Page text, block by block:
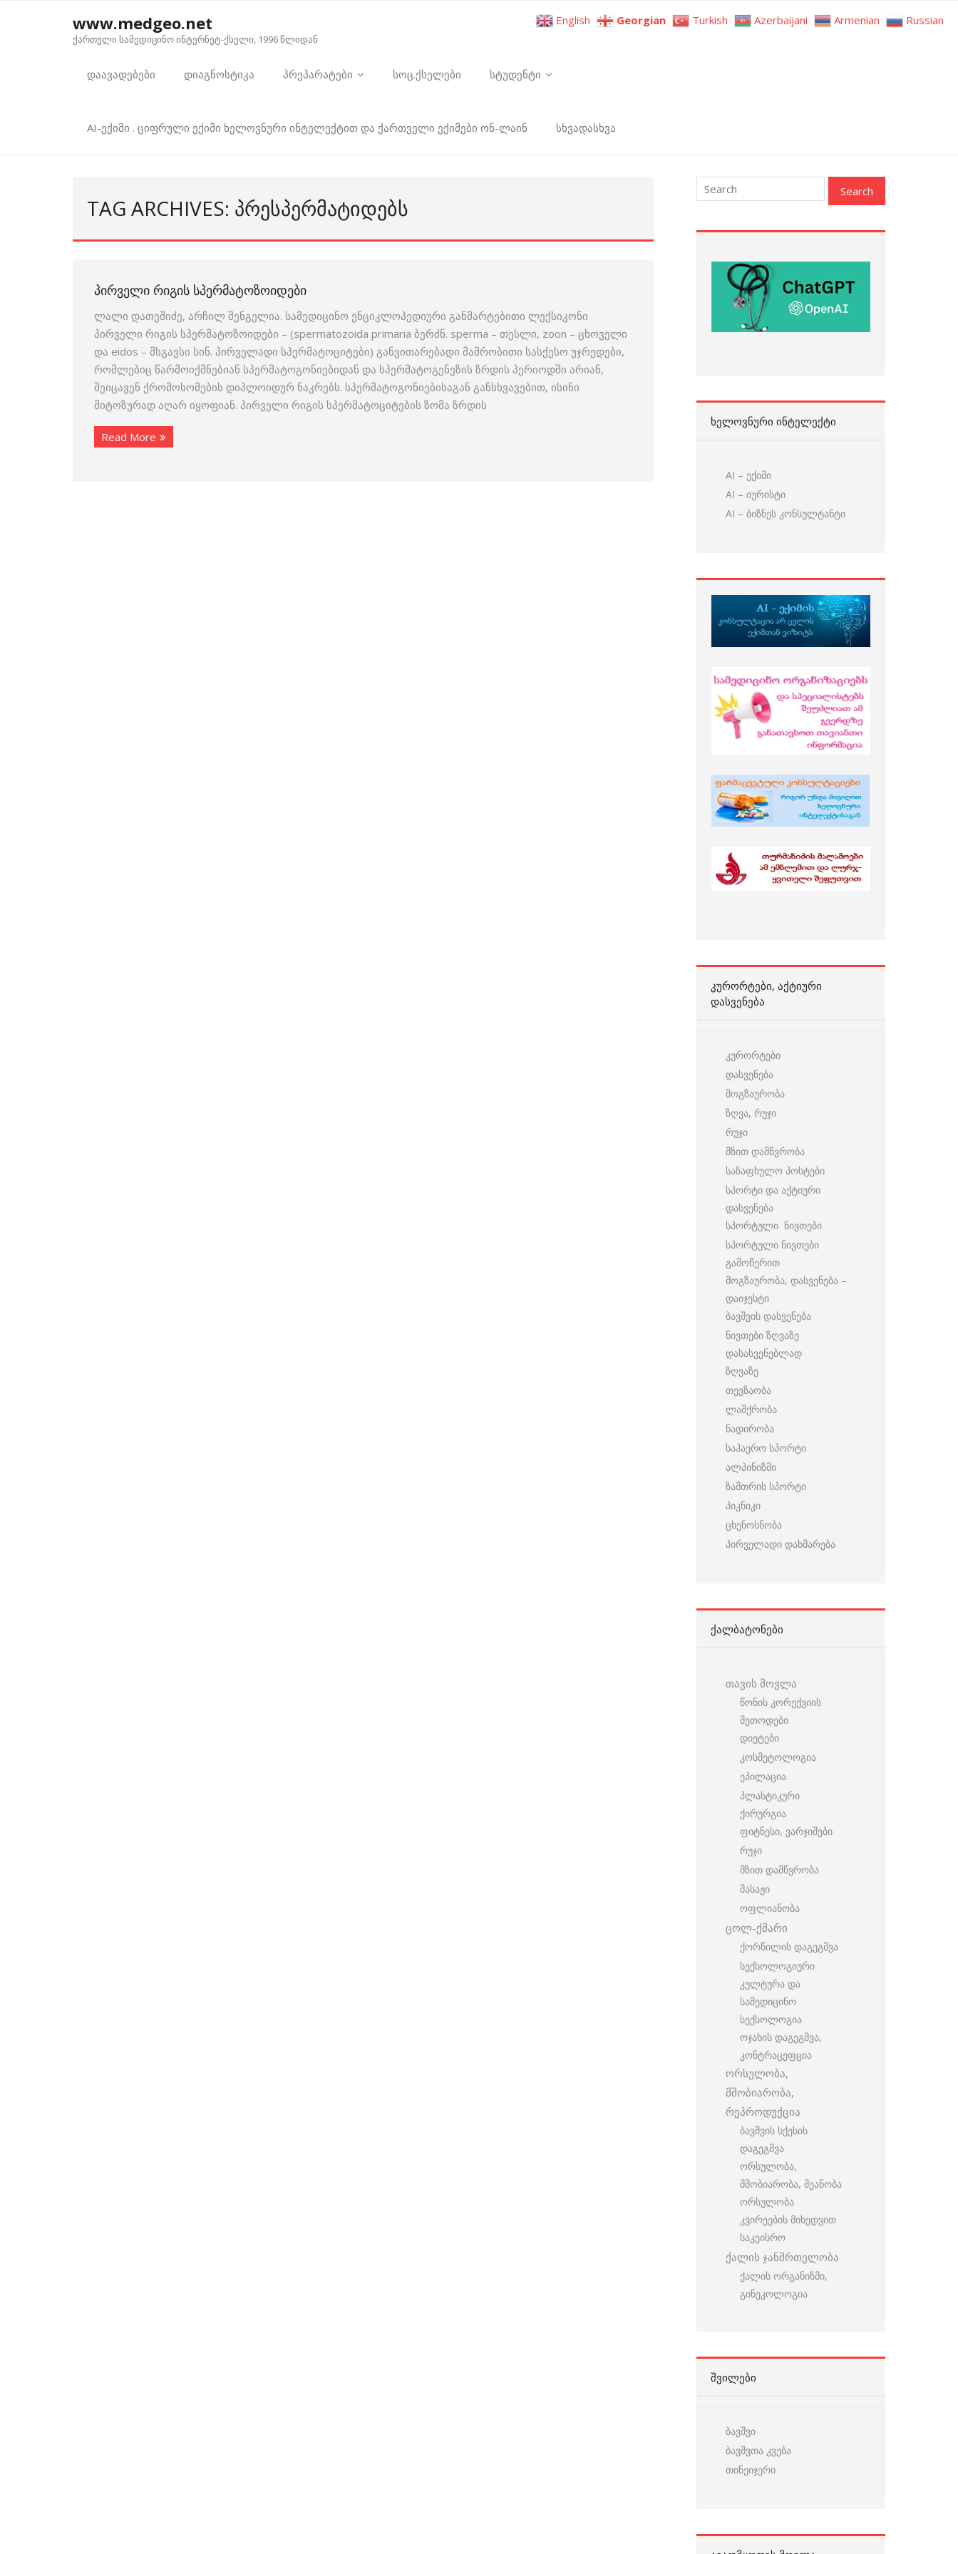
www.medgeo.net
ქართული სამედიცინო ინტერნეტ-ქსელი, 1996 წლიდან
დაავადებები დიაგნოსტიკა პრეპარატები სოც.ქსელები სტუდენტი
AI-ექიმი . ციფრული ექიმი ხელოვნური ინტელექტით და ქართველი ექიმები ონ-ლაინ სხვადასხვა
TAG ARCHIVES: ᲞᲠᲔᲡᲞᲔᲠᲛᲐᲢᲘᲓᲔᲑᲡ
ᲞᲘᲠᲕᲔᲚᲘ ᲠᲘᲒᲘᲡ ᲡᲞᲔᲠᲛᲐᲢᲝᲖᲝᲘᲓᲔᲑᲘ
ლალი დათეშიძე, არჩილ შენგელია. სამედიცინო ენციკლოპედიური განმარტებითი ლექსიკონი
პირველი რიგის სპერმატოზოიდები – (spermatozoida primaria ბერძნ. sperma – თესლი, zoon – ცხოველი
და eidos – მსგავსი სინ. პირველადი სპერმატოციტები) განვითარებადი მამრობითი სასქესო უჯრედები,
რომლებიც წარმოიქმნებიან სპერმატოგონიებიდან და სპერმატოგენეზის ზრდის პერიოდში არიან,
შეიცავენ ქრომოსომების დიპლოიდურ ნაკრებს. სპერმატოგონიებისაგან განსხვავებით, ისინი
მიტოზურად აღარ იყოფიან. პირველი რიგის სპერმატო­ციტების ზომა ზრდის
Read More
ᲮᲔᲚᲝᲕᲜᲣᲠᲘ ᲘᲜᲢᲔᲚᲔᲥᲢᲘ
AI – ექიმი
AI – იურისტი
AI – ბიზნეს კონსულტანტი
ᲙᲣᲠᲝᲠᲢᲔᲑᲘ, ᲐᲥᲢᲘᲣᲠᲘ
ᲓᲐᲡᲕᲔᲜᲔᲑᲐ
კურორტები
დასვენება
მოგზაურობა
ზღვა, რუჯი
რუჯი
მზით დამწვრობა
საზაფხულო პოსტები
სპორტი და აქტიური
დასვენება
სპორტული ნივთები
სპორტული ნივთები
გამოწერით
მოგზაურობა, დასვენება –
დაიჯესტი
ბავშვის დასვენება
ნივთები ზღვაზე
დასასვენებლად
ზღვაზე
თევზაობა
ლაშქრობა
ნადირობა
საჰაერო სპორტი
ალპინიზმი
ზამთრის სპორტი
პიკნიკი
ცხენოსნობა
პირველადი დახმარება
ᲥᲐᲚᲑᲐᲢᲝᲜᲔᲑᲘ
თავის მოვლა
წონის კორექვიის
მეთოდები
დიეტები
კოსმეტოლოგია
ეპილაცია
პლასტიკური
ქირურგია
ფიტნესი, ვარჯიშები
რუჯი
მზით დამწვრობა
მასაჟი
ოფლიანობა
ცოლ-ქმარი
ქორწილის დაგეგმვა
სექსოლოგიური
კულტურა და
სამედიცინო
სექსოლოგია
ოჯახის დაგეგმვა,
კონტრაცეფცია
ორსულობა,
მშობიარობა,
რეპროდუქცია
ბავშვის სქესის
დაგეგმვა
ორსულობა,
მშობიარობა, მეანობა
ორსულობა
კვირეების მიხედვით
საკეისრო
ქალის ჯანმრთელობა
ქალის ორგანიზმი,
გინეკოლოგია
ᲨᲕᲘᲚᲔᲑᲘ
ბავშვი
ბავშვთა კვება
თინეიჯერი
English Georgian Turkish Azerbaijani Armenian Russian